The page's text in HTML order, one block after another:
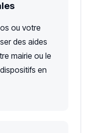
ou votre
des aides
mairie ou le
en